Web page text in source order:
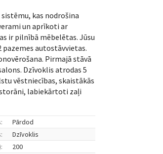
kas nodrošina
un aprīkoti ar
ir pilnībā mēbelētas. Jūsu
autostāvvietas.
Pirmajā stāvā
Dzīvoklis atrodas 5
vēstniecības, skaistākās
labiekārtoti zaļi
Pārdod
Dzīvoklis
200